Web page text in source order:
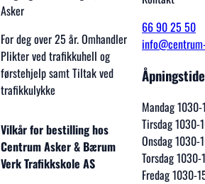
Asker
For deg over 25 år. Omhandler
Plikter ved trafikkuhell og
førstehjelp samt Tiltak ved
trafikkulykke
Vilkår for bestilling hos
Centrum Asker & Bærum
Verk Trafikkskole AS
66 90 25 50
Mandag 1030-
Tirsdag 1030-
Onsdag 1030-
Torsdag
Fredag 1030-